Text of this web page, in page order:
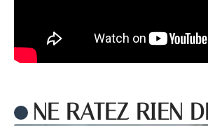
NE RATEZ RIEN